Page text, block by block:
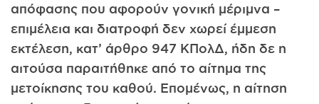
απόφασης που αφορούν γονική μέριμνα –
επιμέλεια και διατροφή δεν χωρεί έμμεση
εκτέλεση, κατ’ άρθρο 947 ΚΠολΔ, ήδη δε η
αιτούσα παραιτήθηκε από το αίτημα της
μετοίκησης του καθού. Επομένως, η αίτηση